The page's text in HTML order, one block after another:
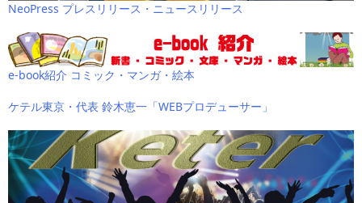
NeoPress プレスリリース・ニュースリリース
e-book紹介 コミック・マンガ・絵本
ケテル東京・代表 鈴木恵一「WEBプロデューサー」